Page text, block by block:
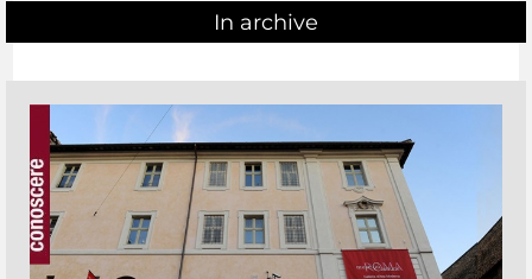
In archive